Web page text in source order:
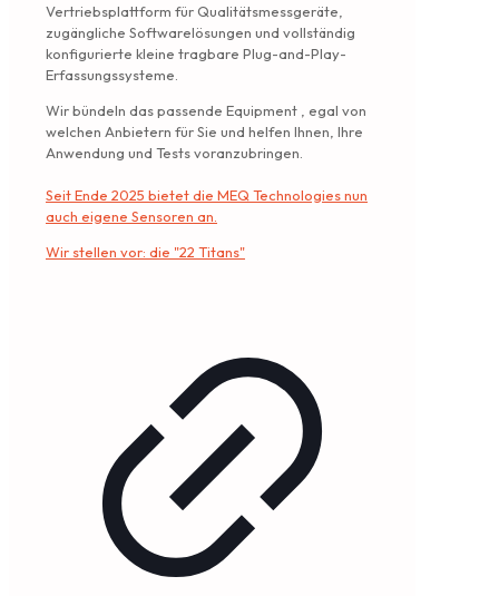
Vertriebsplattform für Qualitätsmessgeräte,
zugängliche Softwarelösungen und vollständig
konfigurierte kleine tragbare Plug-and-Play-
Erfassungssysteme.
Wir bündeln das passende Equipment , egal von
welchen Anbietern für Sie und helfen Ihnen, Ihre
Anwendung und Tests voranzubringen.
Seit Ende 2025 bietet die MEQ Technologies nun
auch eigene Sensoren an.
Wir stellen vor: die "22 Titans"